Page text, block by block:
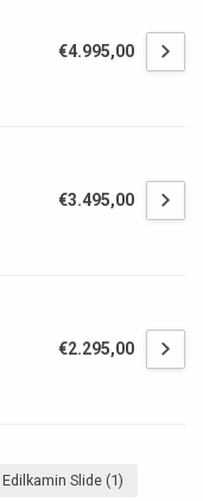
€4.995,00
€3.495,00
€2.295,00
Edilkamin Slide (1)